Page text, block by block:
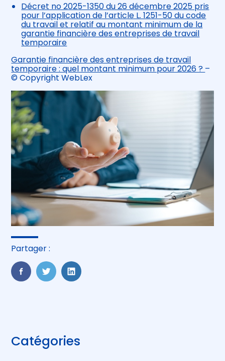
Décret no 2025-1350 du 26 décembre 2025 pris
pour l’application de l’article L. 1251-50 du code
du travail et relatif au montant minimum de la
garantie financière des entreprises de travail
temporaire
Garantie financière des entreprises de travail
temporaire : quel montant minimum pour 2026 ? –
© Copyright WebLex
Partager :
FaceBook
TwitterLinkedIn
Blog
sidebar
Catégories